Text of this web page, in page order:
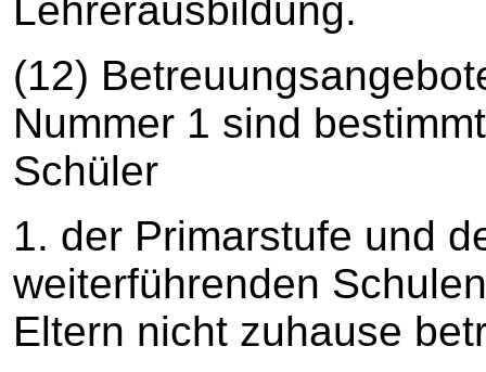
Lehrerausbildung.
(12)
Nummer 1 sind
Schüler
1. der Primarstufe und
weiterführenden
Eltern nicht zuhause